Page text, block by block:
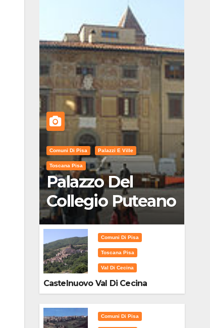
Comuni Di Pisa Palazzi E Ville
Toscana Pisa
Palazzo Del
Collegio Puteano
Comuni Di Pisa
Toscana Pisa
Val Di Cecina
Castelnuovo Val Di Cecina
Comuni Di Pisa